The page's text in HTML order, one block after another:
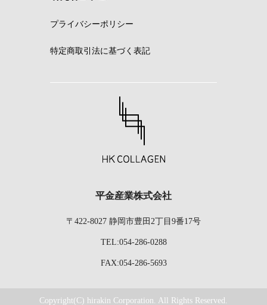
プライバシーポリシー
特定商取引法に基づく表記
平金産業株式会社
〒422-8027 静岡市豊田2丁目9番17号
TEL:054-286-0288
FAX:054-286-5693
Copyright(C) hirakin Corporation. All Rights Reserved.